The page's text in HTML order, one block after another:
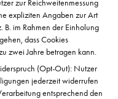
zur Reichweitenmessung
expliziten Angaben zur Art
B. im Rahmen der Einholung
dass Cookies
zwei Jahre betragen kann.
(Opt-Out): Nutzer
jederzeit widerrufen
entsprechend den